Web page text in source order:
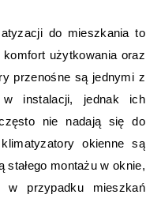
do mieszkania to
użytkowania oraz
przenośne są jednymi z
w instalacji, jednak ich
nie nadają się do
okienne są
stałego montażu w oknie,
w przypadku mieszkań